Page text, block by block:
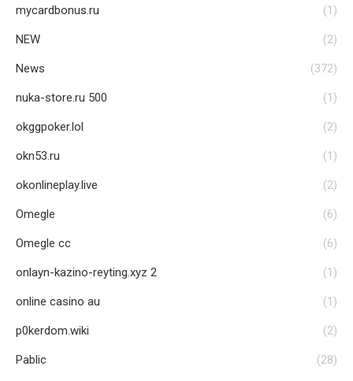
mycardbonus.ru (1)
NEW (2)
News (372)
nuka-store.ru 500 (1)
okggpoker.lol (2)
okn53.ru (1)
okonlineplay.live (2)
Omegle (6)
Omegle cc (6)
onlayn-kazino-reyting.xyz 2 (1)
online casino au (1)
p0kerdom.wiki (2)
Pablic (28)